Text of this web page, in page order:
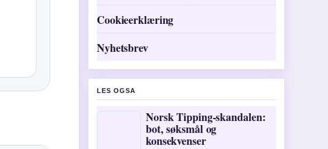
Cookieerklæring
Nyhetsbrev
LES OGSA
Norsk Tipping-skandalen:
bot, søksmål og
konsekvenser